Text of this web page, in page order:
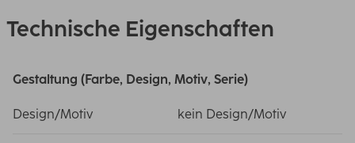
Technische Eigenschaften
Gestaltung (Farbe, Design, Motiv, Serie)
Design/Motiv kein Design/Motiv